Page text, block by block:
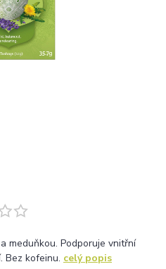
meduňkou. Podporuje vnitřní
Bez kofeinu. celý popis